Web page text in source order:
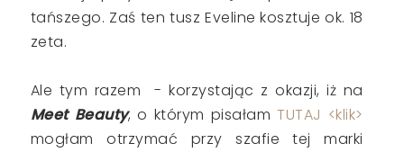
tańszego. Zaś ten tusz Eveline kosztuje ok. 18
zeta.
Ale tym razem - korzystając z okazji, iż na
Meet Beauty, o którym pisałam TUTAJ <klik>
mogłam otrzymać przy szafie tej marki